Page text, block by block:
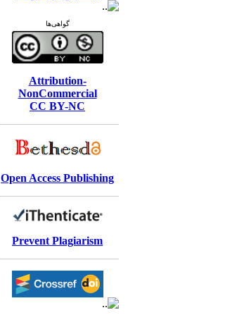
گواهی‌ها
Attribution-
NonCommercial
CC BY-NC
Open Access Publishing
Prevent Plagiarism